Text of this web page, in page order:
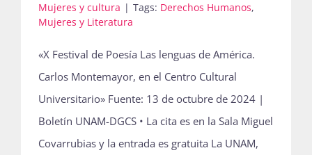
Mujeres y cultura | Tags: Derechos Humanos,
Mujeres y Literatura
«X Festival de Poesía Las lenguas de América.
Carlos Montemayor, en el Centro Cultural
Universitario» Fuente: 13 de octubre de 2024 |
Boletín UNAM-DGCS • La cita es en la Sala Miguel
Covarrubias y la entrada es gratuita La UNAM,